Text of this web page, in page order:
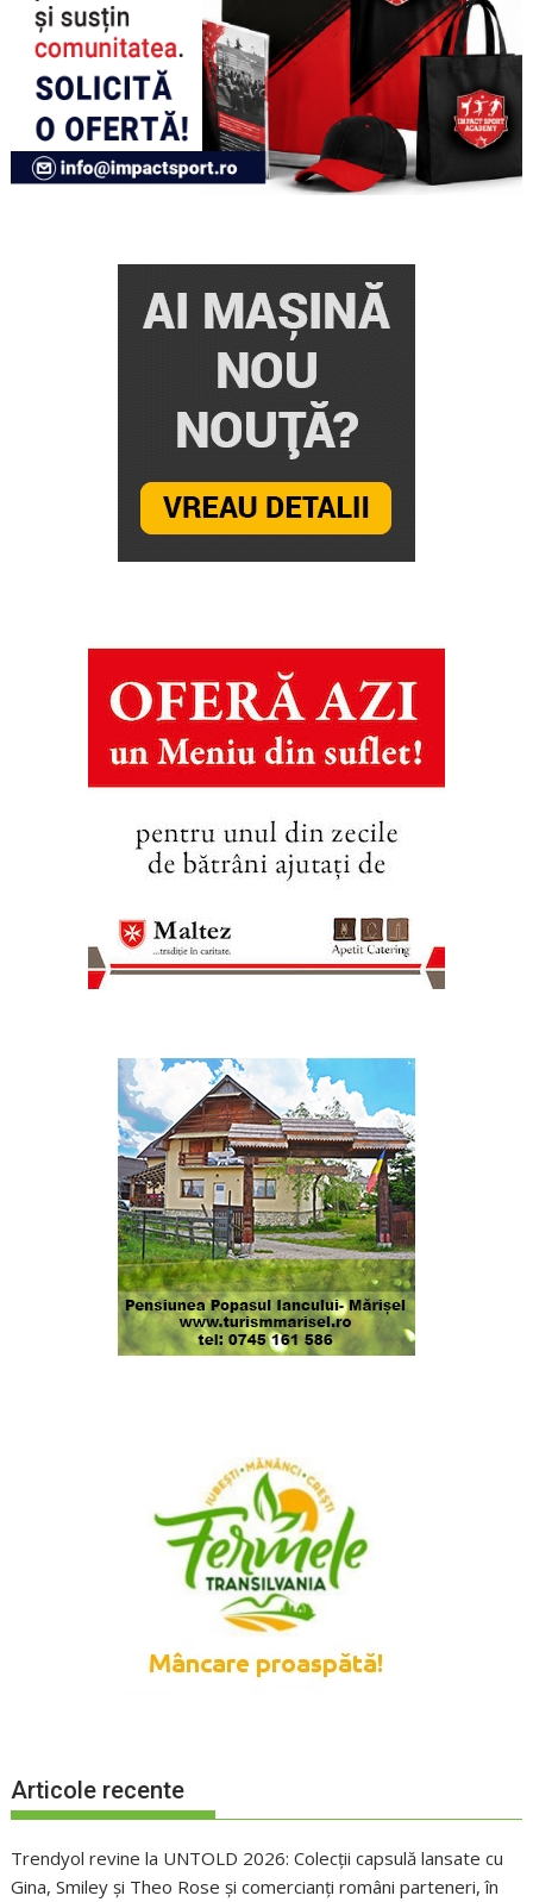
Articole recente
Trendyol revine la UNTOLD 2026: Colecții capsulă lansate cu
Gina, Smiley și Theo Rose și comercianți români parteneri, în